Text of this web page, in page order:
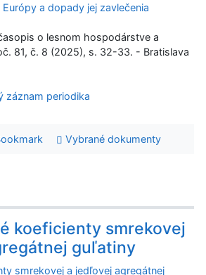
a dopady jej zavlečenia
o lesnom hospodárstve a
81, č. 8 (2025), s. 32-33. - Bratislava
záznam periodika
Vybrané dokumenty
koeficienty smrekovej
guľatiny
smrekovej a jedľovej agregátnej